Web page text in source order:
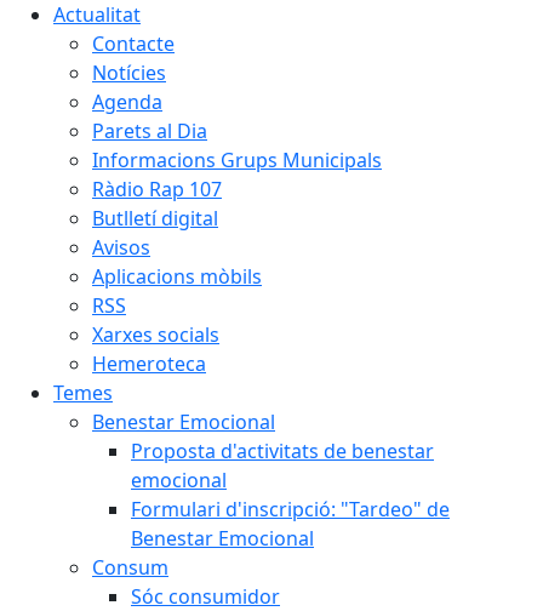
Actualitat
Contacte
Notícies
Agenda
Parets al Dia
Informacions Grups Municipals
Ràdio Rap 107
Butlletí digital
Avisos
Aplicacions mòbils
RSS
Xarxes socials
Hemeroteca
Temes
Benestar Emocional
Proposta d'activitats de benestar
emocional
Formulari d'inscripció: "Tardeo" de
Benestar Emocional
Consum
Sóc consumidor